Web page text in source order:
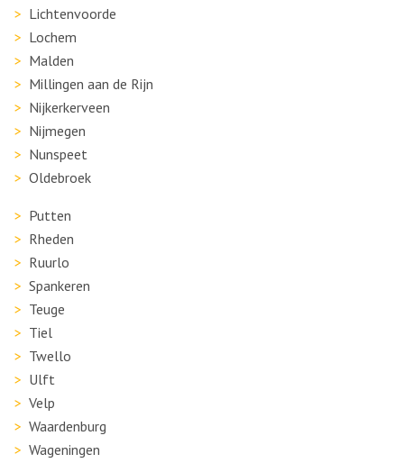
Lichtenvoorde
Lochem
Malden
Millingen aan de Rijn
Nijkerkerveen
Nijmegen
Nunspeet
Oldebroek
Putten
Rheden
Ruurlo
Spankeren
Teuge
Tiel
Twello
Ulft
Velp
Waardenburg
Wageningen